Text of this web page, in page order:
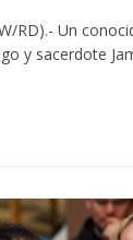
RD).- Un
y sacerdote